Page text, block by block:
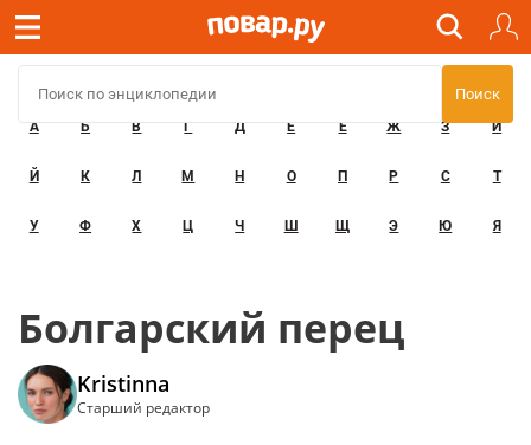
А Б В Г Д Е Ё Ж З И
Й К Л М Н О П Р С Т
У Ф Х Ц Ч Ш Щ Э Ю Я
Болгарский перец
Kristinna
Старший редактор